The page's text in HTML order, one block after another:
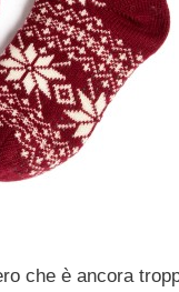
che è ancora